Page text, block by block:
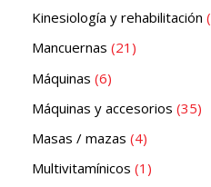
Kinesiología y rehabilitación
Mancuernas 21
Máquinas 6
Máquinas y accesorios 35
Masas / mazas 4
Multivitamínicos 1